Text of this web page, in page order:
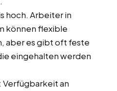
hoch. Arbeiter in
können flexible
aber es gibt oft feste
eingehalten werden
: Verfügbarkeit an